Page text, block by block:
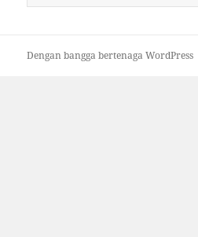
untuk:
Dengan bangga bertenaga WordPress